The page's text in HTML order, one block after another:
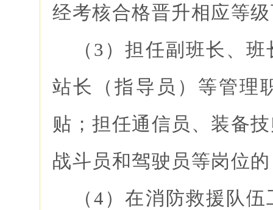
经考核合格晋升相应等
（3）担任副班长、
站长（指导员）等管理
贴；担任通信员、装备
战斗员和驾驶员等岗位
（4）在消防救援队